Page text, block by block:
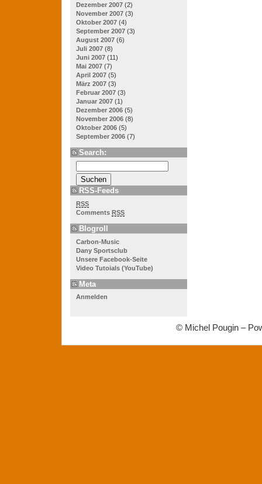
Dezember 2007 (2)
November 2007 (3)
Oktober 2007 (4)
September 2007 (3)
August 2007 (6)
Juli 2007 (8)
Juni 2007 (11)
Mai 2007 (7)
April 2007 (5)
März 2007 (3)
Februar 2007 (3)
Januar 2007 (1)
Dezember 2006 (5)
November 2006 (8)
Oktober 2006 (5)
September 2006 (7)
Search:
RSS-Feeds
RSS
Comments RSS
Blogroll
Carbon-Music
Dany Sportsclub
Unsere Facebook-Seite
Video Tutoials (YouTube)
Meta
Anmelden
© Michel Pougin –